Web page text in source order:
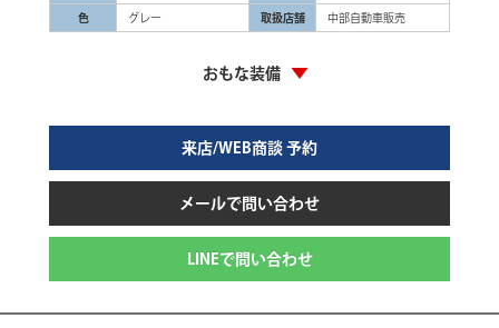
色 グレー 取扱店舗 中部自動車販売
おもな装備
来店/WEB商談 予約
メールで問い合わせ
LINEで問い合わせ